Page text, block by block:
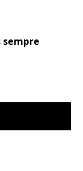
sempre